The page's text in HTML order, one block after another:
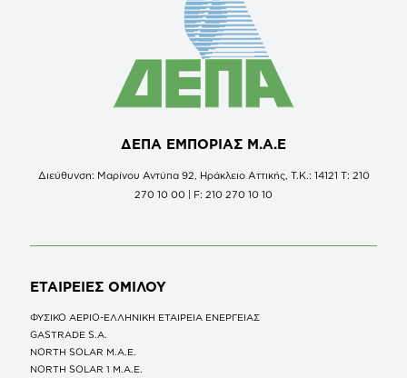
ΔΕΠΑ ΕΜΠΟΡΙΑΣ Μ.Α.Ε
Διεύθυνση: Μαρίνου Αντύπα 92, Ηράκλειο Αττικής, Τ.Κ.: 14121 Τ: 210
270 10 00 | F: 210 270 10 10
ΕΤΑΙΡΕΙΕΣ ΟΜΙΛΟΥ
ΦΥΣΙΚΟ ΑΕΡΙΟ-ΕΛΛΗΝΙΚΗ ΕΤΑΙΡΕΙΑ ΕΝΕΡΓΕΙΑΣ
GASTRADE S.A.
NORTH SOLAR M.Α.Ε.
NORTH SOLAR 1 M.Α.Ε.